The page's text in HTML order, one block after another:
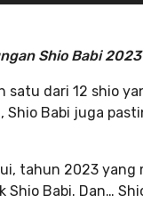
Shio Babi
satu dari 12 shio
Shio Babi juga
tahun 2023
Shio Babi. Dan…